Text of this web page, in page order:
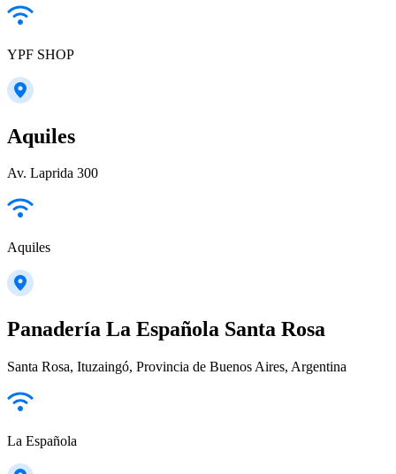
YPF SHOP
Aquiles
Av. Laprida 300
Aquiles
Panadería La Española Santa Rosa
Santa Rosa, Ituzaingó, Provincia de Buenos Aires, Argentina
La Española